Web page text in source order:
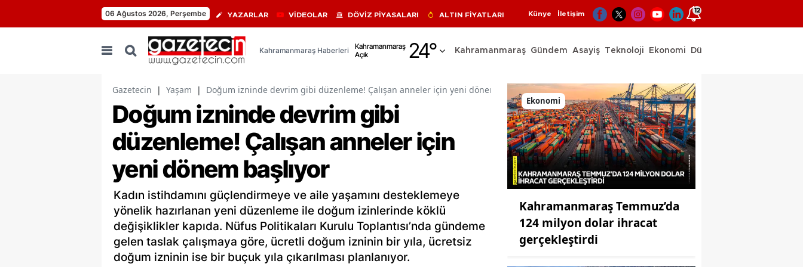
06 Ağustos 2026, Perşembe YAZARLAR VİDEOLAR DÖVİZ PİYASALARI ALTIN FİYATLARI Künye İletişim 12
Kahramanmaraş Haberleri
Kahramanmaraş
Açık
24°
Adıyaman
Afyonkarahisar
Ağrı
Amasya
Artvin
Aydın
Balıkesir
Kahramanmaraş Gündem Asayiş Teknoloji Ekonomi Dünya
Gazetecin | Yaşam | Doğum izninde devrim gibi düzenleme! Çalışan anneler için yeni dönem başlıyor
Doğum izninde devrim gibi
düzenleme! Çalışan anneler için
yeni dönem başlıyor
Kadın istihdamını güçlendirmeye ve aile yaşamını desteklemeye
yönelik hazırlanan yeni düzenleme ile doğum izinlerinde köklü
değişiklikler kapıda. Nüfus Politikaları Kurulu Toplantısı’nda gündeme
gelen taslak çalışmaya göre, ücretli doğum izninin bir yıla, ücretsiz
doğum izninin ise bir buçuk yıla çıkarılması planlanıyor.
Ekonomi
Kahramanmaraş Temmuz’da
124 milyon dolar ihracat
gerçekleştirdi